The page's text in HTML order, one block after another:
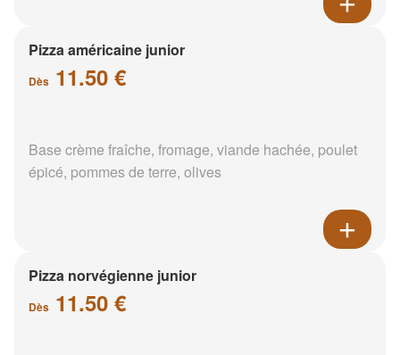
Pizza américaine junior
Dès 11.50 €
Base crème fraîche, fromage, viande hachée, poulet
épicé, pommes de terre, olives
Pizza norvégienne junior
Dès 11.50 €